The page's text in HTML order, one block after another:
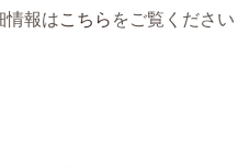
報はこちら をご覧くださ